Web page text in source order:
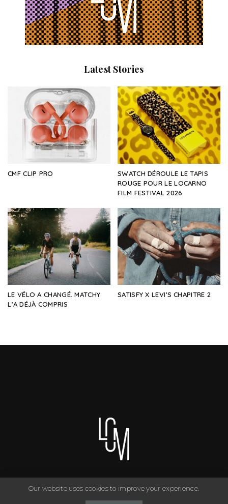
Latest Stories
CMF CLIP PRO
SWATCH DÉROULE LE TAPIS
ROUGE POUR LE LOCARNO
FILM FESTIVAL 2026
LE VÉLO A CHANGÉ. MATCHY
L’A DÉJÀ COMPRIS
SATISFY X LEVI’S CHAPITRE 2
You can have anything you want in life if you dress for it. ©
Our website uses cookies to improve your experience.